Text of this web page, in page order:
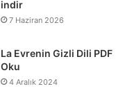
indir
7 Haziran 2026
La Evrenin Gizli Dili PDF
Oku
4 Aralık 2024